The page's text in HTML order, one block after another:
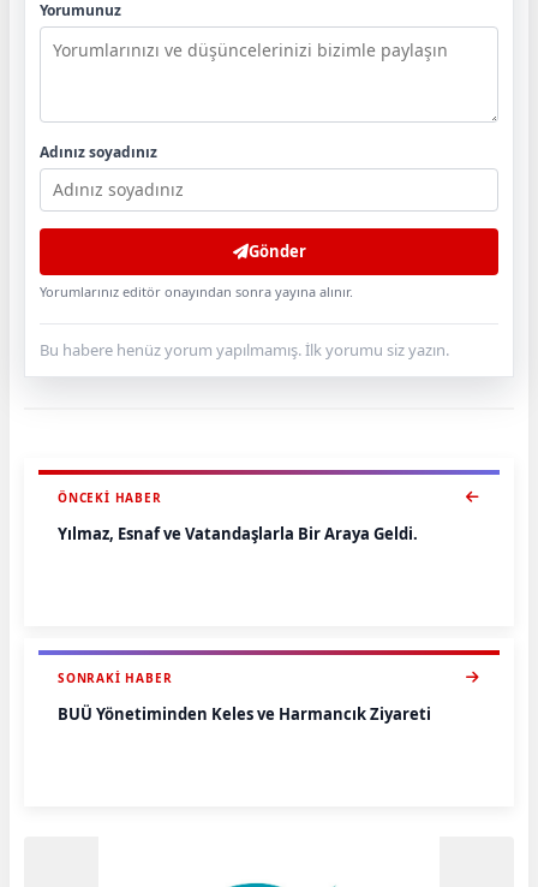
Yorumunuz
Adınız soyadınız
Gönder
Yorumlarınız editör onayından sonra yayına alınır.
Bu habere henüz yorum yapılmamış. İlk yorumu siz yazın.
ÖNCEKI HABER
Yılmaz, Esnaf ve Vatandaşlarla Bir Araya Geldi.
SONRAKI HABER
BUÜ Yönetiminden Keles ve Harmancık Ziyareti